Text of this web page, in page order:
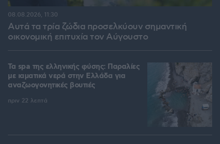
Αυτά τα τρία ζώδια προσελκύουν σημαντική
οικονομική επιτυχία τον Αύγουστο
08.08.2026, 11:30
Τα spa της ελληνικής φύσης: Παραλίες
με ιαματικά νερά στην Ελλάδα για
αναζωογονητικές βουτιές
πριν 22 λεπτά